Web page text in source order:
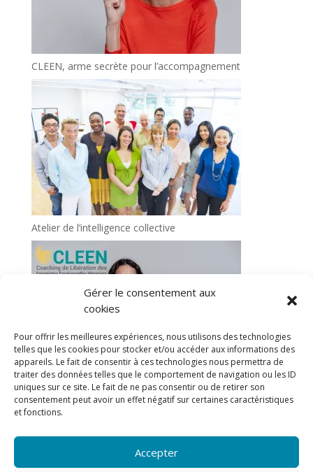
Gérer le consentement aux
cookies
Pour offrir les meilleures expériences, nous utilisons des technologies
telles que les cookies pour stocker et/ou accéder aux informations des
appareils. Le fait de consentir à ces technologies nous permettra de
traiter des données telles que le comportement de navigation ou les ID
uniques sur ce site. Le fait de ne pas consentir ou de retirer son
consentement peut avoir un effet négatif sur certaines caractéristiques
et fonctions.
Accepter
CLEEN, arme secrète pour l’accompagnement
Atelier de l’intelligence collective
CLEEN travaille sur les empreintes émotionnelles
Conditions générales